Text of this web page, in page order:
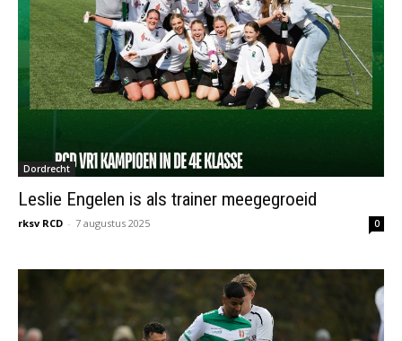
Dordrecht
Leslie Engelen is als trainer meegegroeid
rksv RCD - 7 augustus 2025 0